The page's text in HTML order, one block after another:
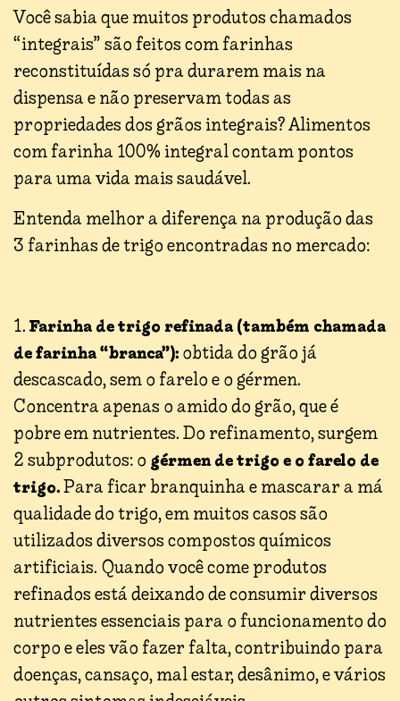
Você sabia que muitos produtos chamados
“integrais” são feitos com farinhas
reconstituídas só pra durarem mais na
dispensa e não preservam todas as
propriedades dos grãos integrais? Alimentos
com farinha 100% integral contam pontos
para uma vida mais saudável.
Entenda melhor a diferença na produção das
3 farinhas de trigo encontradas no mercado:
1.Farinha de trigo refinada (também chamada
de farinha “branca”):obtida do grão já
descascado, sem o farelo e o gérmen.
Concentra apenas o amido do grão, que é
pobre em nutrientes. Do refinamento, surgem
2 subprodutos: ogérmen de trigo e o farelo de
trigo.Para ficar branquinha e mascarar a má
qualidade do trigo, em muitos casos são
utilizados diversos compostos químicos
artificiais. Quando você come produtos
refinados está deixando de consumir diversos
nutrientes essenciais para o funcionamento do
corpo e eles vão fazer falta, contribuindo para
doenças, cansaço, mal estar, desânimo, e vários